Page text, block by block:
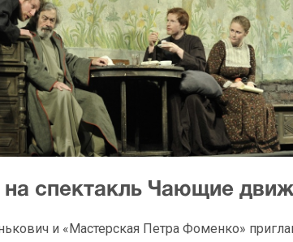
на спектакль Чающие
и «Мастерская Петра Фоменко»